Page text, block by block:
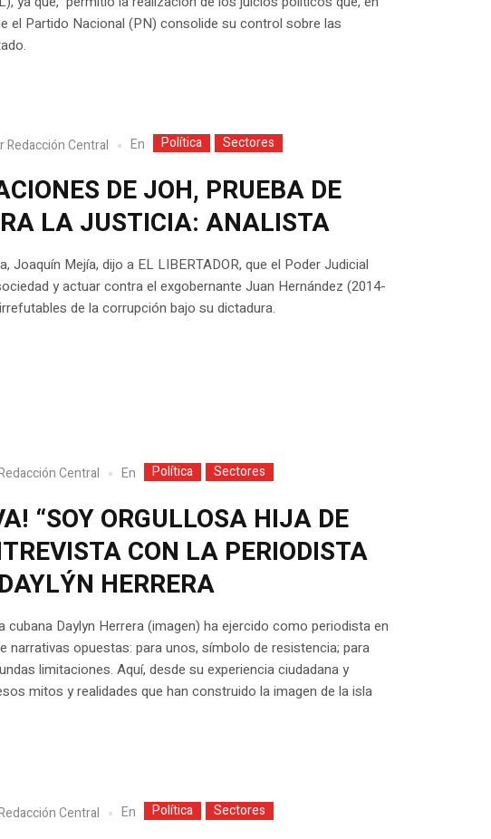
el Partido Nacional (PN) consolide su control sobre las
Redacción Central En Política Sectores
DE JOH, PRUEBA DE
LA JUSTICIA: ANALISTA
Joaquín Mejía, dijo a EL LIBERTADOR, que el Poder Judicial
y actuar contra el exgobernante Juan Hernández (2014-
de la corrupción bajo su dictadura.
Central En Política Sectores
“SOY ORGULLOSA HIJA DE
CON LA PERIODISTA
HERRERA
cubana Daylyn Herrera (imagen) ha ejercido como periodista en
narrativas opuestas: para unos, símbolo de resistencia; para
limitaciones. Aquí, desde su experiencia ciudadana y
mitos y realidades que han construido la imagen de la isla
Central En Política Sectores